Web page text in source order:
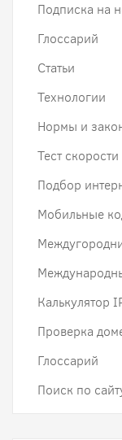
Подписка на
Глоссарий
Статьи
Технологии
Нормы и
Тест
Подбор
Мобильные
Калькулятор
Проверка
Глоссарий
Поиск по